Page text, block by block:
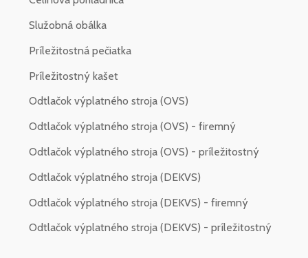
Služobná obálka
Príležitostná pečiatka
Príležitostný kašet
Odtlačok výplatného stroja (OVS)
Odtlačok výplatného stroja (OVS) - firemný
Odtlačok výplatného stroja (OVS) - príležitostný
Odtlačok výplatného stroja (DEKVS)
Odtlačok výplatného stroja (DEKVS) - firemný
Odtlačok výplatného stroja (DEKVS) - príležitostný